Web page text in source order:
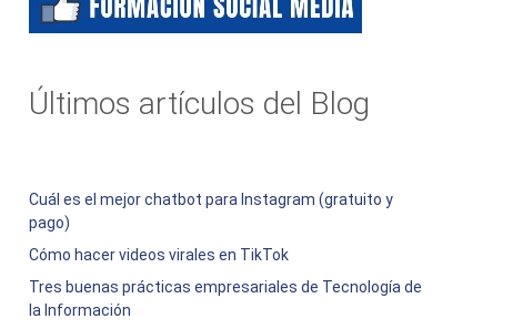
Últimos artículos del Blog
Cuál es el mejor chatbot para Instagram (gratuito y
pago)
Cómo hacer videos virales en TikTok
Tres buenas prácticas empresariales de Tecnología de
la Información